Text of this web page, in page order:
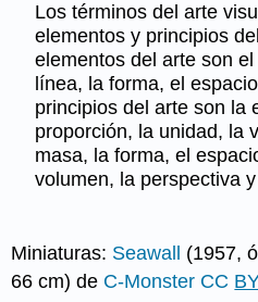
Los términos del arte
elementos y principios
elementos del arte son
línea, la forma, el
principios del arte son la
proporción, la unidad, la
masa, la forma, el
volumen, la perspectiva
Miniaturas: Seawall (1957,
66 cm) de C-Monster CC